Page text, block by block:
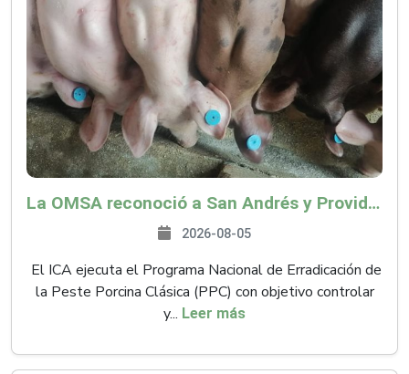
La OMSA reconoció a San Andrés y Providencia como zona libre de Peste Porcina Clásica (PPC)
2026-08-05
El ICA ejecuta el Programa Nacional de Erradicación de
la Peste Porcina Clásica (PPC) con objetivo controlar
y... Leer más